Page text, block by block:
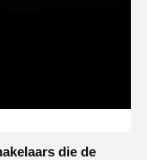
die de